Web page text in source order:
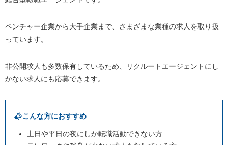
ベンチャー企業から大手企業まで、さまざまな業種の求人を取り扱
っています。
非公開求人も多数保有しているため、リクルートエージェントにし
かない求人にも応募できます。
こんな方におすすめ
土日や平日の夜にしか転職活動できない方